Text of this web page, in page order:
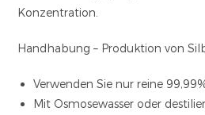
Konzentration.
Handhabung – Produktion von
Verwenden Sie nur reine
Mit Osmosewasser oder